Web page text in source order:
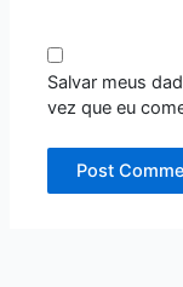
Salvar meus
vez que eu